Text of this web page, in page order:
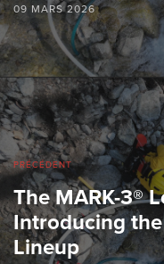
09 MARS 2026
PRÉCÉDENT
The MARK-3®
Introducing the
Lineup